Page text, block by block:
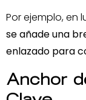
Por ejemplo, en
se añade una
enlazado para
Anchor